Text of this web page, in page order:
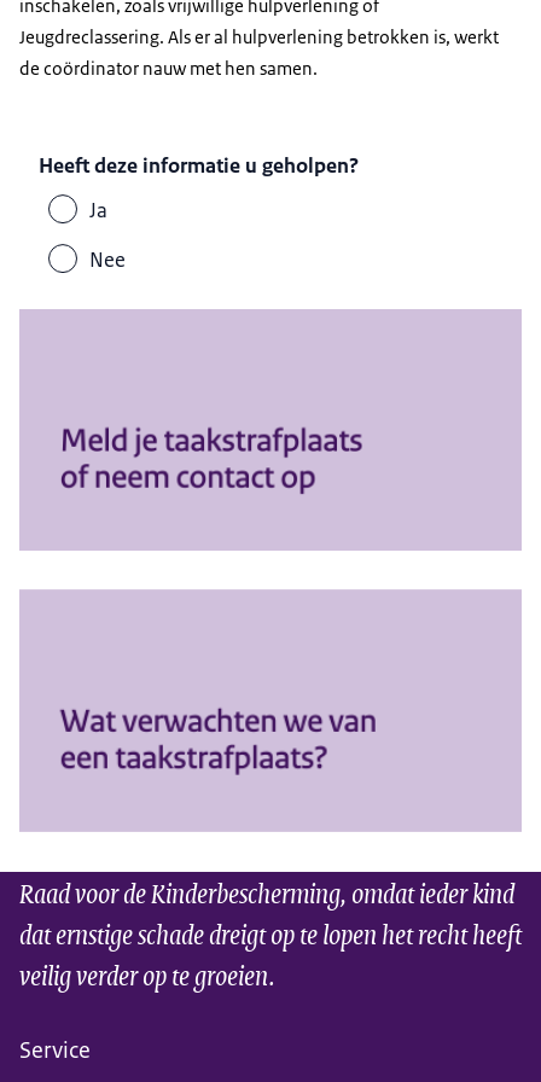
inschakelen, zoals vrijwillige hulpverlening of
Jeugdreclassering. Als er al hulpverlening betrokken is, werkt
de coördinator nauw met hen samen.
Heeft deze informatie u geholpen?
Ja
Nee
Raad voor de Kinderbescherming, omdat ieder kind
dat ernstige schade dreigt op te lopen het recht heeft
veilig verder op te groeien.
Service